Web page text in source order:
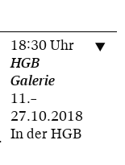
18:30 Uhr
HGB
Galerie
11.–
27.10.2018
In der HGB